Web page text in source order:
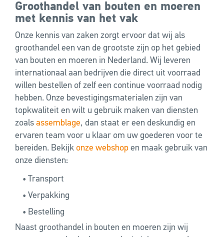
Groothandel van bouten en moeren
met kennis van het vak
Onze kennis van zaken zorgt ervoor dat wij als
groothandel een van de grootste zijn op het gebied
van bouten en moeren in Nederland. Wij leveren
internationaal aan bedrijven die direct uit voorraad
willen bestellen of zelf een continue voorraad nodig
hebben. Onze bevestigingsmaterialen zijn van
topkwaliteit en wilt u gebruik maken van diensten
zoals assemblage, dan staat er een deskundig en
ervaren team voor u klaar om uw goederen voor te
bereiden. Bekijk onze webshop en maak gebruik van
onze diensten:
• Transport
• Verpakking
• Bestelling
Naast groothandel in bouten en moeren zijn wij